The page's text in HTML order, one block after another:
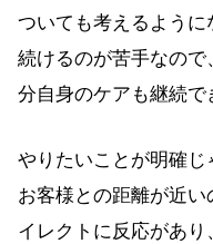
ついても考えるように
続けるのが苦手なの
分自身のケアも継続で
やりたいことが明確じ
お客様との距離が近
イレクトに反応があり